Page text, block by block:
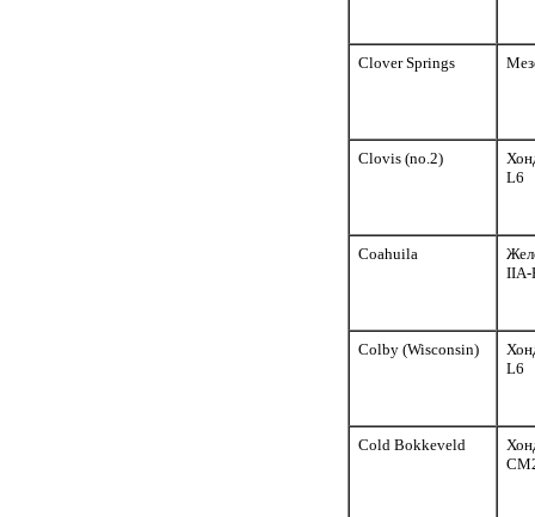
Clover Springs
Clovis (no.2)
L6
Coahuila
IIA-
Colby (Wisconsin)
L6
Cold Bokkeveld